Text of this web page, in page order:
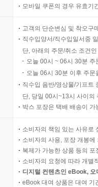
모바일 쿠폰의 경우 유효기
고객의 단순변심 및 착오구
직수입양서/직수입일서중
단, 아래의 주문/취소 조건
오늘 00시 ~ 06시 30분
오늘 06시 30분 이후 주
직수입 음반/영상물/기프트
단, 당일 00시~13시 사이의
박스 포장은 택배 배송이
소비자의 책임 있는 사유로
소비자의 사용, 포장 개봉
복제가 가능한 상품 등의
소비자의 요청에 따라 개별
디지털 컨텐츠인 eBook,
eBook 대여 상품은 대여 기